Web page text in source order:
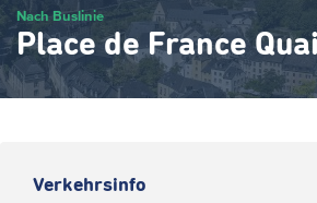
Nach Buslinie
Place de France
Verkehrsinfo